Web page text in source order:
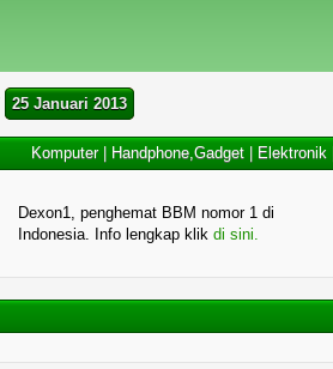
25 Januari 2013
Komputer| Handphone,Gadget Elektronik
Dexon1, penghemat BBM nomor 1 di
Indonesia. Info lengkap klikdi sini.